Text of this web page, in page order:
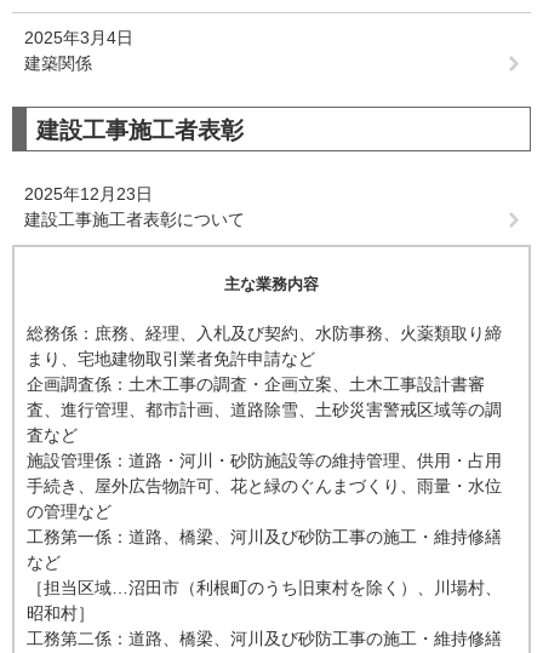
2025年3月4日
建築関係
建設工事施工者表彰
2025年12月23日
建設工事施工者表彰について
主な業務内容
総務係：庶務、経理、入札及び契約、水防事務、火薬類取り締
まり、宅地建物取引業者免許申請など
企画調査係：土木工事の調査・企画立案、土木工事設計書審
査、進行管理、都市計画、道路除雪、土砂災害警戒区域等の調
査など
施設管理係：道路・河川・砂防施設等の維持管理、供用・占用
手続き、屋外広告物許可、花と緑のぐんまづくり、雨量・水位
の管理など
工務第一係：道路、橋梁、河川及び砂防工事の施工・維持修繕
など
［担当区域…沼田市（利根町のうち旧東村を除く）、川場村、
昭和村］
工務第二係：道路、橋梁、河川及び砂防工事の施工・維持修繕